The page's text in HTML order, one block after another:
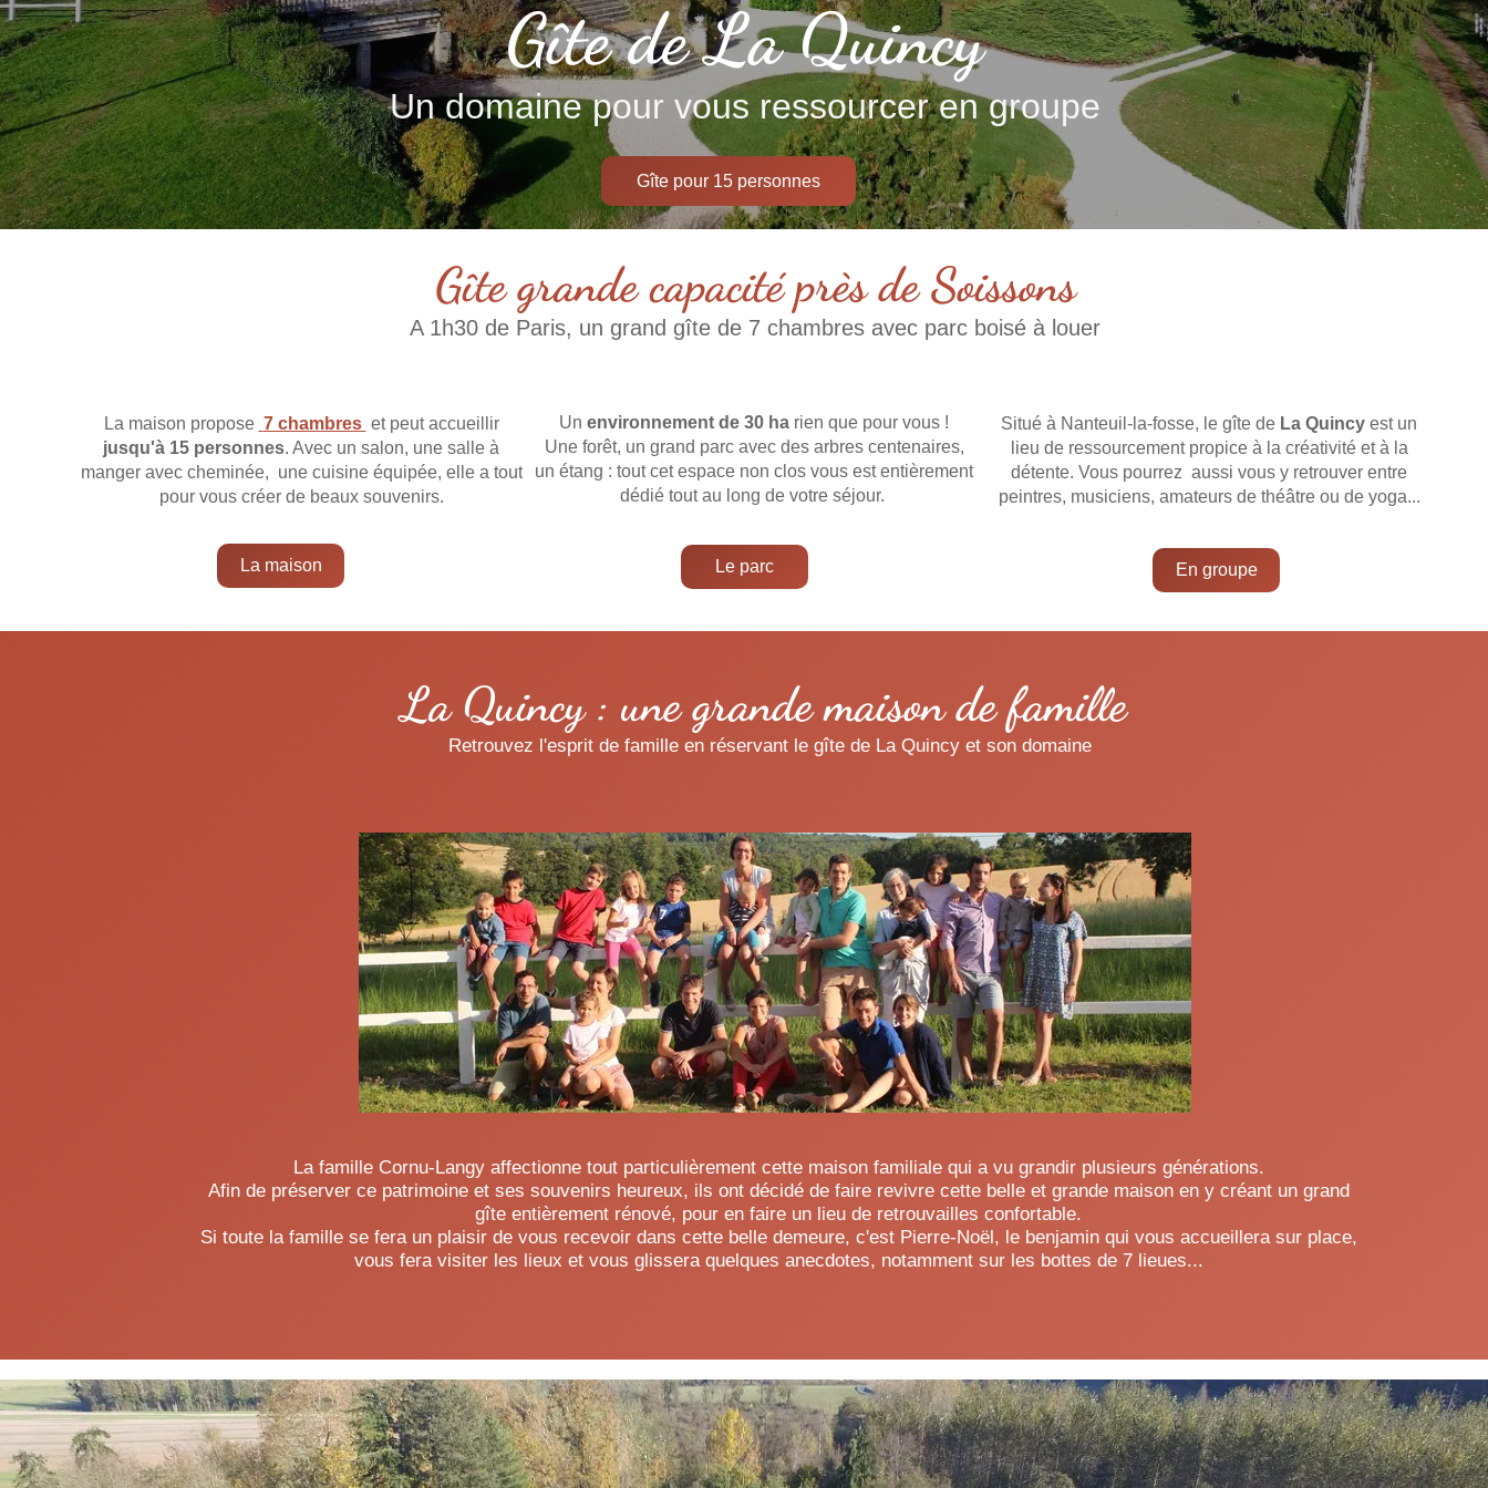
Gîte de La Quincy
Un domaine pour vous ressourcer en groupe
Gîte pour 15 personnes
Gîte grande capacité près de Soissons
A 1h30 de Paris, un grand gîte de 7 chambres avec parc boisé à louer
Un environnement de 30 ha rien que pour vous !
Une forêt, un grand parc avec des arbres centenaires,
un étang : tout cet espace non clos vous est entièrement
dédié tout au long de votre séjour.
La maison propose 7 chambres et peut accueillir
jusqu'à 15 personnes. Avec un salon, une salle à
manger avec cheminée, une cuisine équipée, elle a tout
pour vous créer de beaux souvenirs.
Situé à Nanteuil-la-fosse, le gîte de La Quincy est un
lieu de ressourcement propice à la créativité et à la
détente. Vous pourrez aussi vous y retrouver entre
peintres, musiciens, amateurs de théâtre ou de yoga...
La maison Le parc En groupe
La Quincy : une grande maison de famille
Retrouvez l'esprit de famille en réservant le gîte de La Quincy et son domaine
La famille Cornu-Langy affectionne tout particulièrement cette maison familiale qui a vu grandir plusieurs générations.
Afin de préserver ce patrimoine et ses souvenirs heureux, ils ont décidé de faire revivre cette belle et grande maison en y créant un grand
gîte entièrement rénové, pour en faire un lieu de retrouvailles confortable.
Si toute la famille se fera un plaisir de vous recevoir dans cette belle demeure, c'est Pierre-Noël, le benjamin qui vous accueillera sur place,
vous fera visiter les lieux et vous glissera quelques anecdotes, notamment sur les bottes de 7 lieues...